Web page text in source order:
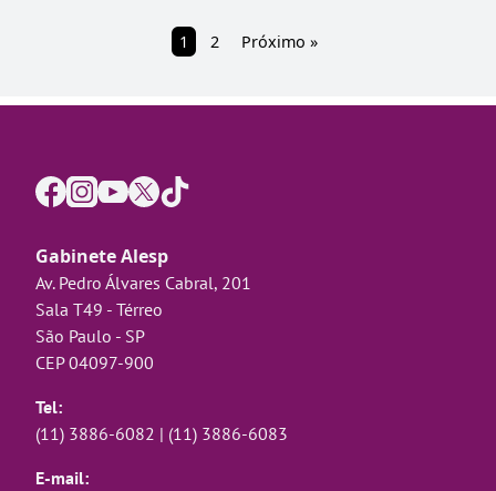
1 2 Próximo »
Gabinete Alesp
Av. Pedro Álvares Cabral, 201
Sala T49 - Térreo
São Paulo - SP
CEP 04097-900
Tel:
(11) 3886-6082 | (11) 3886-6083
E-mail: